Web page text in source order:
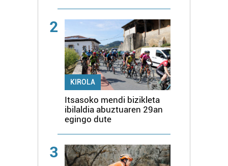
2
KIROLA
Itsasoko mendi bizikleta
ibilaldia abuztuaren 29an
egingo dute
3